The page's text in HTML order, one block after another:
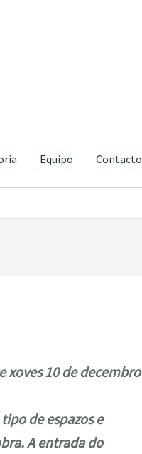
Equipo Contacto
xoves 10 de decembro
de espazos e
A entrada do